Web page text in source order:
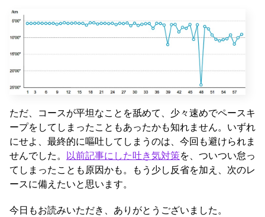
ただ、コースが平坦なことを舐めて、少々速めでペースキ
ープをしてしまったこともあったかも知れません。いずれ
にせよ、最終的に嘔吐してしまうのは、今回も避けられま
せんでした。 以前記事にした吐き気対策を、ついつい怠っ
てしまったことも原因かも。もう少し反省を加え、次のレ
ースに備えたいと思います。
今日もお読みいただき、ありがとうございました。